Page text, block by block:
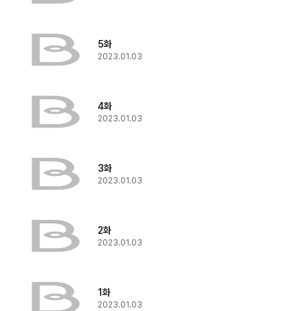
5화
2023.01.03
4화
2023.01.03
3화
2023.01.03
2화
2023.01.03
1화
2023.01.03